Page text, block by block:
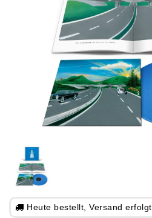
Heute bestellt, Versand erfolgt